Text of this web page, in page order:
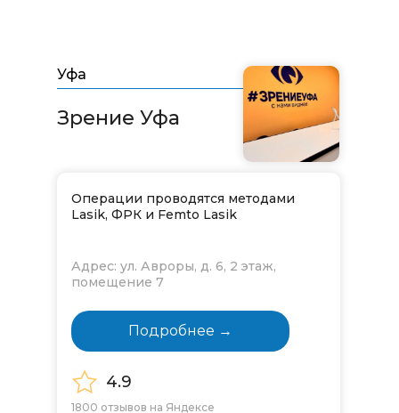
Уфа
Зрение Уфа​​​​​​​
Операции проводятся методами
Lasik, ФРК и Femto Lasik
Подробнее →
Адрес: ул. Авроры, д. 6, 2 этаж,
помещение 7
4.9
1800 отзывов на Яндексе